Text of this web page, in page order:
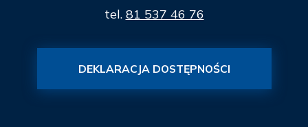
tel. 81 537 46 76
DEKLARACJA DOSTĘPNOŚCI